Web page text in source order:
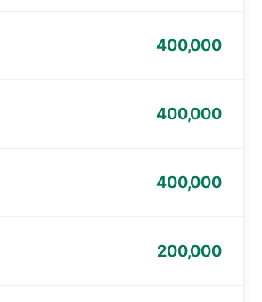
400,000
400,000
400,000
200,000